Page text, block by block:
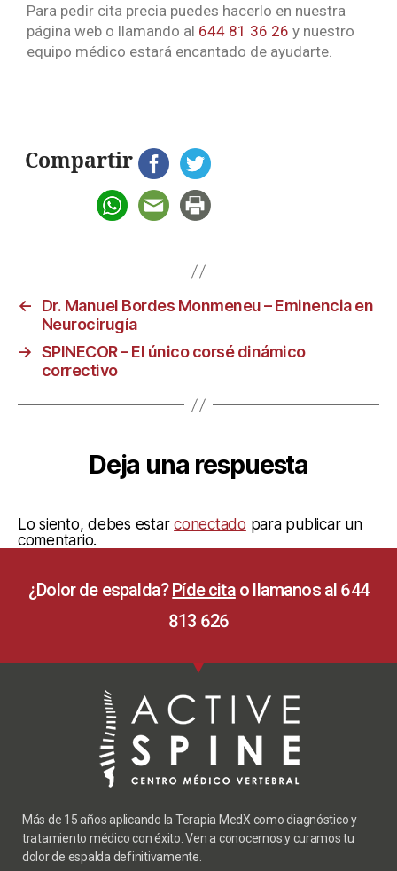
Para pedir cita precia puedes hacerlo en nuestra
página web o llamando al 644 81 36 26 y nuestro
equipo médico estará encantado de ayudarte.
Compartir
←
Dr. Manuel Bordes Monmeneu – Eminencia en
Neurocirugía
→ SPINECOR – El único corsé dinámico
correctivo
Deja una respuesta
Lo siento, debes estarconectado para publicar un
comentario.
¿Dolor de espalda?Píde citao llamanos al 644
813 626
Más de 15 años aplicando la Terapia MedX como diagnóstico y
tratamiento médico con éxito. Ven a conocernos y curamos tu
dolor de espalda definitivamente.